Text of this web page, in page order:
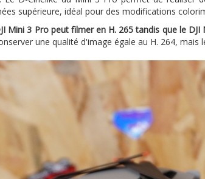
supérieure, idéal pour des modifications
Mini 3 Pro peut filmer en H. 265 tandis que le DJI
une qualité d'image égale au H. 264, mais